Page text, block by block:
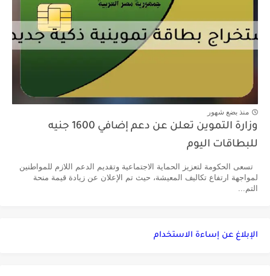
منذ بضع شهور
وزارة التموين تعلن عن دعم إضافي 1600 جنيه
للبطاقات اليوم
تسعى الحكومة لتعزيز الحماية الاجتماعية وتقديم الدعم اللازم للمواطنين
لمواجهة ارتفاع تكاليف المعيشة، حيث تم الإعلان عن زيادة قيمة منحة
التم...
الإبلاغ عن إساءة الاستخدام